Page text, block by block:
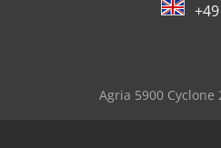
Agria 5900 Cyclone